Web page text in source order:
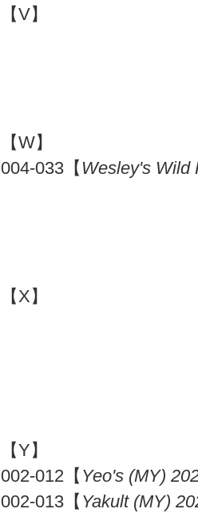
【V】
【W】
004-033【 Wesley's Wild
【X】
【Y】
002-012【 Yeo's (MY)
002-013【 Yakult (MY)